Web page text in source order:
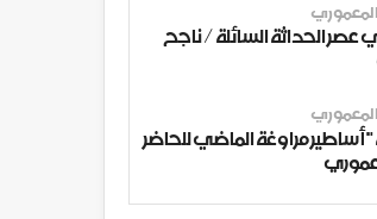
عصر الحداثة السائلة / ناجح
" أساطير مراوغة الماضي للحاضر